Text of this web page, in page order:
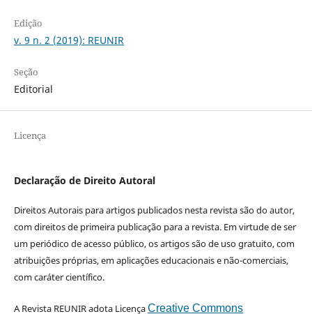
Edição
v. 9 n. 2 (2019): REUNIR
Seção
Editorial
Licença
Declaração de Direito Autoral
Direitos Autorais para artigos publicados nesta revista são do autor,
com direitos de primeira publicação para a revista. Em virtude de ser
um periódico de acesso público, os artigos são de uso gratuito, com
atribuições próprias, em aplicações educacionais e não-comerciais,
com caráter científico.
A Revista REUNIR adota LicençaCreative Commons